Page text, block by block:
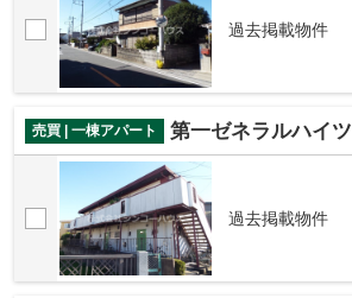
過去掲載物件
売買 | 一棟アパート 第一ゼネラルハイツ
過去掲載物件